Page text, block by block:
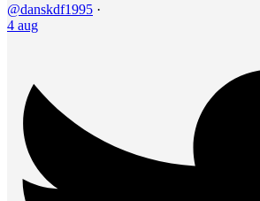
@danskdf1995 ·
4 aug